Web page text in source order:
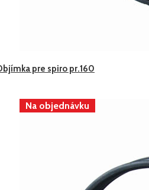
pre spiro pr.160